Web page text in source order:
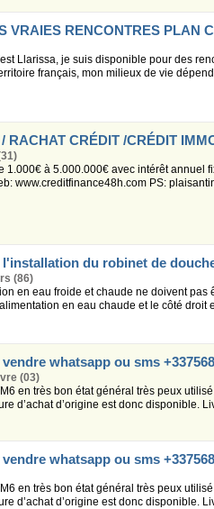
VRAIES RENCONTRES PLAN
Llarissa, je suis disponible pour des
français, mon milieux de vie
RACHAT CRÉDIT /CRÉDIT
1.000€ à 5.000.000€ avec intérêt annuel
www.creditfinance48h.com PS:
du robinet de
(86)
en eau froide et chaude ne doivent pas
en eau chaude et le côté droit
whatsapp ou sms
(03)
en très bon état général très peux
d’achat d’origine est donc disponible.
whatsapp ou sms
en très bon état général très peux
d’achat d’origine est donc disponible.